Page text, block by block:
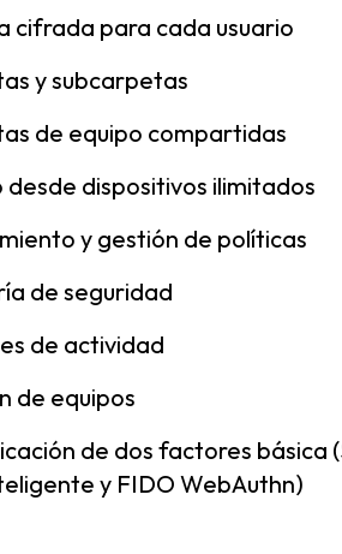
cifrada para cada usuario
y subcarpetas
de equipo compartidas
desde dispositivos ilimitados
y gestión de políticas
de seguridad
de actividad
de equipos
de dos factores básica
y FIDO WebAuthn)